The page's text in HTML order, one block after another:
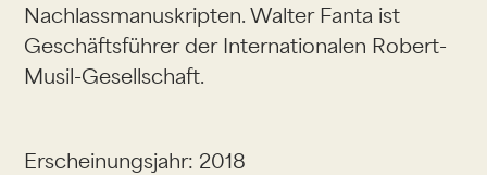
Nachlassmanuskripten. Walter Fanta ist
Geschäftsführer der Internationalen Robert-
Musil-Gesellschaft.
Erscheinungsjahr: 2018